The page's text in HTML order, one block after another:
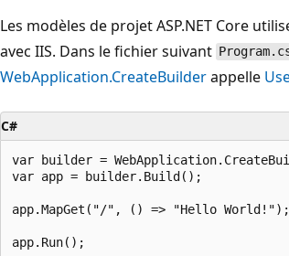
Les modèles de projet ASP.NET Core
avec IIS. Dans le fichier suivant
WebApplication.CreateBuilderappelle
C#
var builder =
var app = builder.Build();
app.MapGet("/", () => "Hello World!");